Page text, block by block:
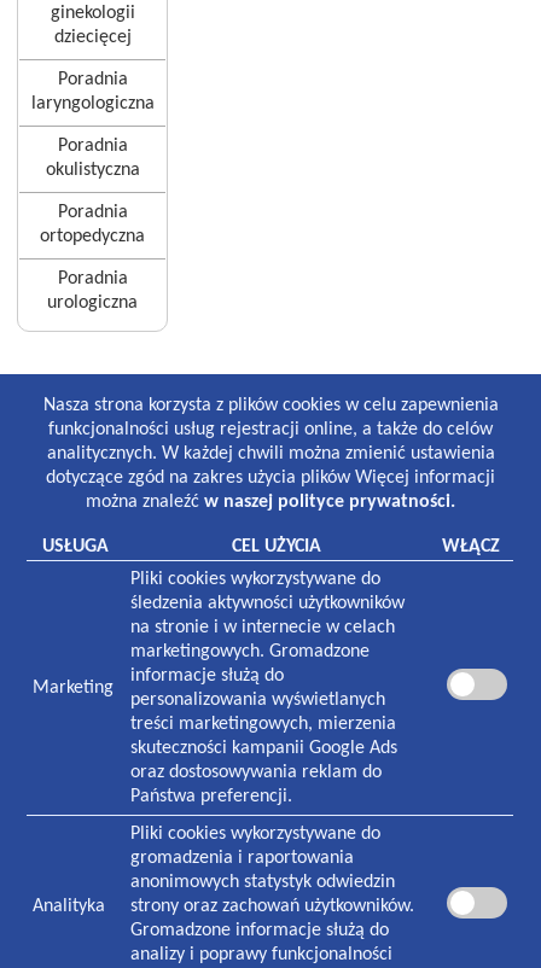
ginekologii
dziecięcej
Poradnia
laryngologiczna
Poradnia
okulistyczna
Poradnia
ortopedyczna
Poradnia
urologiczna
Lekarze i gabinety stomatologiczne:
8:30-19:00 poniedziałek-piątek
8:30-13:00 sobota
Laboratorium:
7:00-16:00 poniedziałek-piątek
8:30-12:30 sobota
Pracownia rentgenowska:
8:00-18:30 poniedziałek-piątek
8:30-13:00 sobota
NASZA PLACÓWKA
Plac Zwycięstwa 1
70-233 Szczecin
Czynna w godzinach:
7:30-19:00 poniedziałek-piątek
8:30-13:00 sobota
KONTAKT
Informacja i rejestracja ogólna
Nasza strona korzysta z plików cookies w celu zapewnienia
funkcjonalności usług rejestracji online, a także do celów
analitycznych. W każdej chwili można zmienić ustawienia
dotyczące zgód na zakres użycia plików Więcej informacji
można znaleźć w naszej polityce prywatności.
USŁUGA CEL UŻYCIA WŁĄCZ
Marketing
Pliki cookies wykorzystywane do
śledzenia aktywności użytkowników
na stronie i w internecie w celach
marketingowych. Gromadzone
informacje służą do
personalizowania wyświetlanych
treści marketingowych, mierzenia
skuteczności kampanii Google Ads
oraz dostosowywania reklam do
Państwa preferencji.
Analityka
Pliki cookies wykorzystywane do
gromadzenia i raportowania
anonimowych statystyk odwiedzin
strony oraz zachowań użytkowników.
Gromadzone informacje służą do
analizy i poprawy funkcjonalności